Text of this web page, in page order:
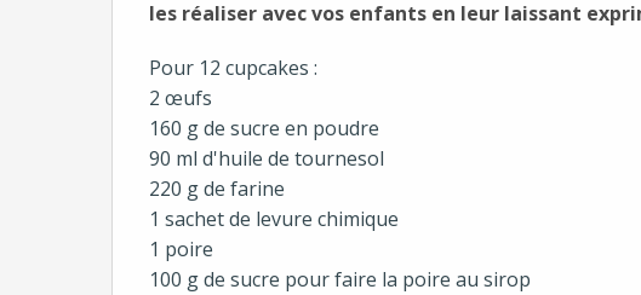
les réaliser avec vos enfants en leur laissant
Pour 12 cupcakes :
2 œufs
160 g de sucre en poudre
90 ml d'huile de tournesol
220 g de farine
1 sachet de levure chimique
1 poire
100 g de sucre pour faire la poire au sirop